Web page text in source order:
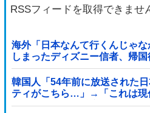
RSSフィードを取得できませ
海外「日本なんて行くんじゃ
しまったディズニー信者、帰
態に
韓国人「54年前に放送された
ティがこちら…」→「これは
ブル」＝韓国の反応